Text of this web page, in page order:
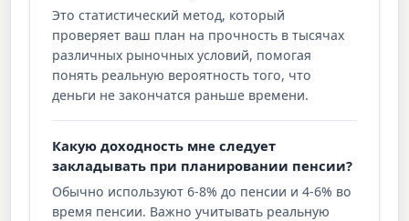
Это статистический метод, который
проверяет ваш план на прочность в тысячах
различных рыночных условий, помогая
понять реальную вероятность того, что
деньги не закончатся раньше времени.
Какую доходность мне следует
закладывать при планировании пенсии?
Обычно используют 6-8% до пенсии и 4-6% во
время пенсии. Важно учитывать реальную